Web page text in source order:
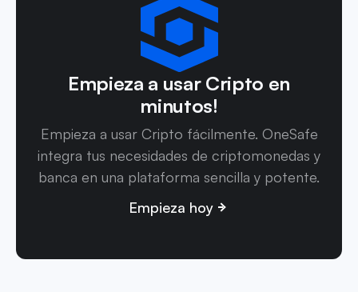
Empieza a usar Cripto en
minutos!
Empieza a usar Cripto fácilmente. OneSafe
integra tus necesidades de criptomonedas y
banca en una plataforma sencilla y potente.
Empieza hoy